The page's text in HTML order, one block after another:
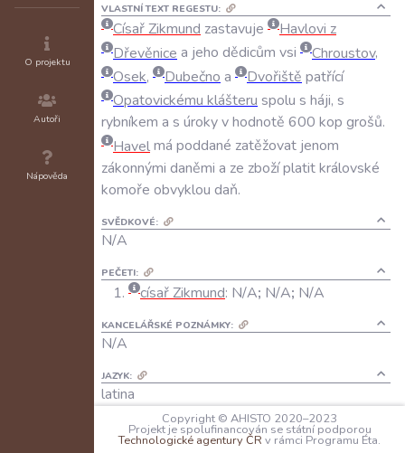
O projektu
Autoři
Nápověda
VLASTNÍ TEXT REGESTU:
CísařZikmund zastavuje Havlovi z
Dřevěnice a jeho dědicům vsi Chroustov,
Osek, Dubečno a Dvořiště patřící
Opatovickému klášteru spolu s háji, s
rybníkem a s úrokyvhodnotě 600 kop grošů.
Havelmá poddané zatěžovat jenom
zákonnými daněmi a ze zbožíplatitkrálovské
komoře obvyklou daň.
SVĚDKOVÉ:
N/A
PEČETI:
císař Zikmund: N/A; N/A; N/A
KANCELÁŘSKÉ POZNÁMKY:
N/A
JAZYK:
latina
FORMA DOCHOVÁNÍ:
A: N/A
Copyright © AHISTO 2020–2023
Projekt je spolufinancován se státní podporou
Technologické agentury ČR v rámci Programu Éta.